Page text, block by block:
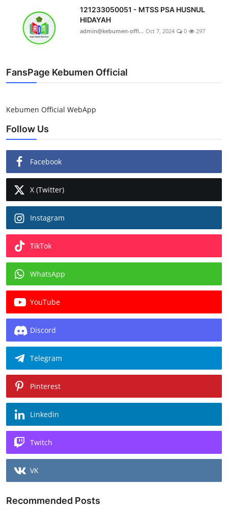
121233050051 - MTSS PSA HUSNUL
HIDAYAH
admin@kebumen-offi... Oct 7, 2024 0 297
FansPage Kebumen Official
Kebumen Official WebApp
Follow Us
Facebook
X (Twitter)
Instagram
TikTok
WhatsApp
YouTube
Discord
Telegram
Pinterest
Linkedin
Twitch
VK
Recommended Posts